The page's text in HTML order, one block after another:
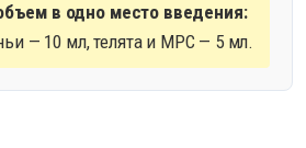
в одно место введения:
— 10 мл, телята и МРС — 5 мл.